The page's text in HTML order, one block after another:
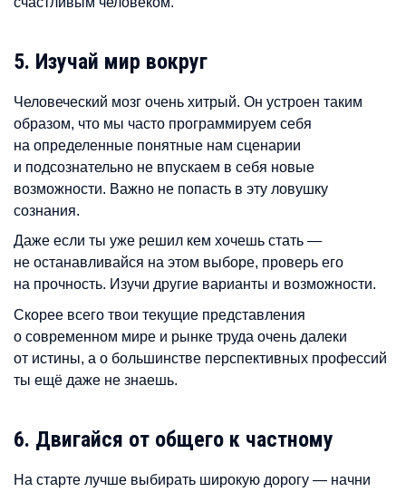
5. Изучай мир вокруг
Человеческий мозг очень хитрый. Он устроен таким
образом, что мы часто программируем себя
на определенные понятные нам сценарии
и подсознательно не впускаем в себя новые
возможности. Важно не попасть в эту ловушку
сознания.
Даже если ты уже решил кем хочешь стать —
не останавливайся на этом выборе, проверь его
на прочность. Изучи другие варианты и возможности.
Скорее всего твои текущие представления
о современном мире и рынке труда очень далеки
от истины, а о большинстве перспективных профессий
ты ещё даже не знаешь.
6. Двигайся от общего к частному
На старте лучше выбирать широкую дорогу — начни